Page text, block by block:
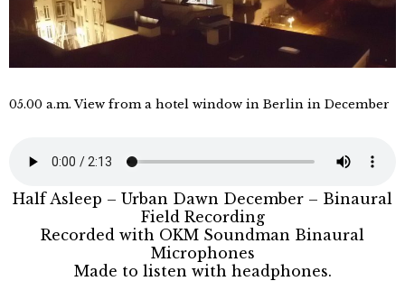
05.00 a.m. View from a hotel window in Berlin in December
Half Asleep – Urban Dawn December – Binaural
Field Recording
Recorded with OKM Soundman Binaural
Microphones
Made to listen with headphones.